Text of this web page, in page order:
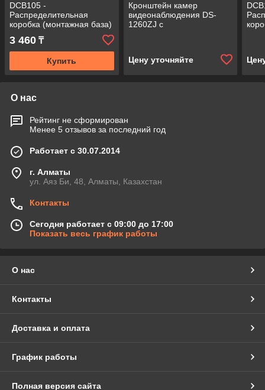
DCB105 -
Распределительная
коробка (монтажная база)
для цилиндрических
камер ссерий: DS-Txx0 /
DS-Txx2 /
3 460 ₸
Купить
Кронштейн камер
видеонаблюдения DS-
1260ZJ с
база) для цилиндрических
Цену уточняйте
О нас
Рейтинг не сформирован
Менее 5 отзывов за последний год
Работает с 30.07.2014
г. Алматы
ул. Аяз Би, 48, Алматы, Казахстан
Контакты
Сегодня работает с 09:00 до 17:00
Показать весь график работы
О нас
Контакты
Доставка и оплата
График работы
Полная версия сайта